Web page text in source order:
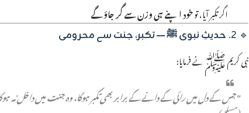
اگر تکبر آیا، توخود اپنے ہی وزن سے گر جاؤ گے
🔹 2. حدیثِ نبوی ﷺ — تکبر، جنت سے محرومی
نبی کریم ﷺ نے فرمایا:
"جس کے دل میں رائی کے دانے کے برابر بھی تکبر ہوگا، وہ جنت میں داخل نہ